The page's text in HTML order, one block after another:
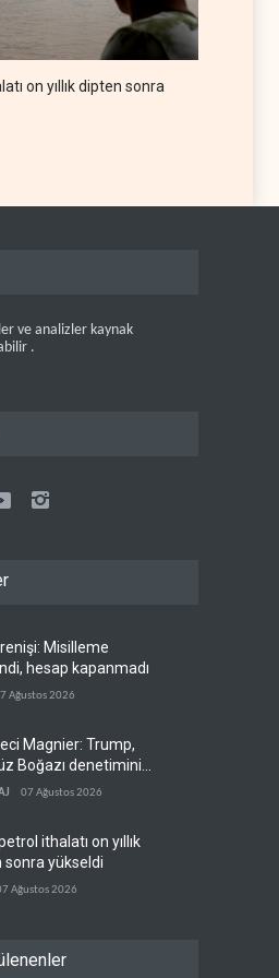
on yıllık dipten sonra
ve analizler kaynak
.
Misilleme
hesap kapanmadı
Ağustos 2026
Magnier: Trump,
Boğazı denetimini
İran ve Umman'a
07 Ağustos 2026
ithalatı on yıllık
sonra yükseldi
Ağustos 2026
üretimini rekor